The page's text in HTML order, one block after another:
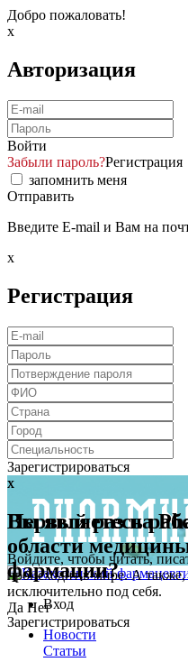
Добро пожаловать!
x
Авторизация
Войти
Забыли пароль?Регистрация
запомнить меня
Отправить
Введите E-mail и Вам на
x
Регистрация
Зарегистрироваться
x
Первый раз на
Войдите, чтобы читать,
происходит в мире. А также,
исключительно под себя.
Зарегистрироваться
x
Вы являетесь
области
фармации?
Да НетВход
Новости
Статьи